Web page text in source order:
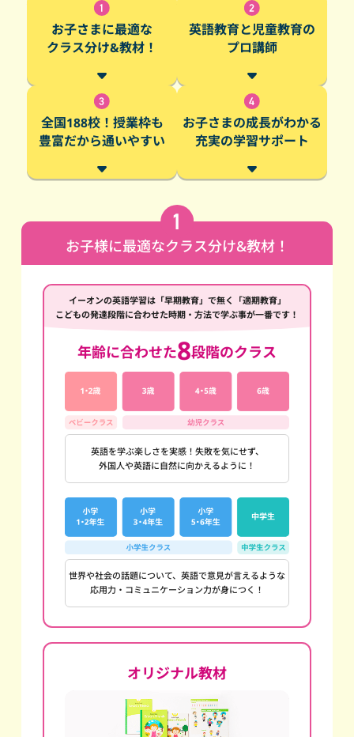
お子さまに最適な
クラス分け&教材！
英語教育と児童教育の
プロ講師
全国188校！授業枠も
豊富だから通いやすい
お子さまの成長がわかる
充実の学習サポート
お子様に最適なクラス分け&教材！
イーオンの英語学習は「早期教育」で無く「適期教育」
こどもの発達段階に合わせた時期・方法で学ぶ事が一番です！
年齢に合わせた8段階のクラス
英語を学ぶ楽しさを実感！失敗を気にせず、
外国人や英語に自然に向かえるように！
世界や社会の話題について、英語で意見が言えるような
応用力・コミュニケーション力が身につく！
オリジナル教材